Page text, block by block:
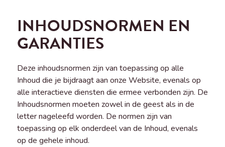
INHOUDSNORMEN EN
GARANTIES
Deze inhoudsnormen zijn van toepassing op alle
Inhoud die je bijdraagt aan onze Website, evenals op
alle interactieve diensten die ermee verbonden zijn. De
Inhoudsnormen moeten zowel in de geest als in de
letter nageleefd worden. De normen zijn van
toepassing op elk onderdeel van de Inhoud, evenals
op de gehele inhoud.